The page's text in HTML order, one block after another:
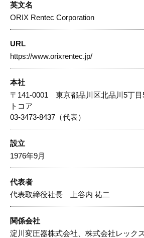
英文名
ORIX Rentec Corporation
URL
https://www.orixrentec.jp/
本社
〒141-0001 東京都品川区北品川5丁目
トコア
03-3473-8437（代表）
設立
1976年9月
代表者
代表取締役社長 上谷内 祐二
関係会社
淀川変圧器株式会社、株式会社レックス